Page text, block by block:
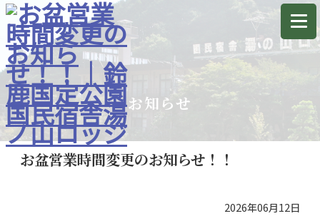
お知らせ
お盆営業時間変更のお知らせ！！
2026年06月12日